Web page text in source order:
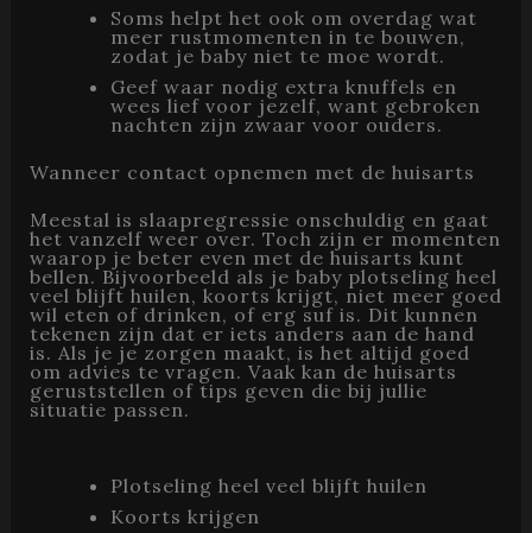
Soms helpt het ook om overdag wat
meer rustmomenten in te bouwen,
zodat je baby niet te moe wordt.
Geef waar nodig extra knuffels en
wees lief voor jezelf, want gebroken
nachten zijn zwaar voor ouders.
Wanneer contact opnemen met de huisarts
Meestal is slaapregressie onschuldig en gaat
het vanzelf weer over. Toch zijn er momenten
waarop je beter even met de huisarts kunt
bellen. Bijvoorbeeld als je baby plotseling heel
veel blijft huilen, koorts krijgt, niet meer goed
wil eten of drinken, of erg suf is. Dit kunnen
tekenen zijn dat er iets anders aan de hand
is. Als je je zorgen maakt, is het altijd goed
om advies te vragen. Vaak kan de huisarts
geruststellen of tips geven die bij jullie
situatie passen.
Plotseling heel veel blijft huilen
Koorts krijgen